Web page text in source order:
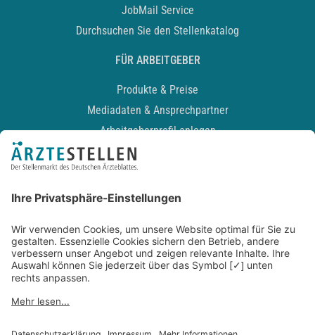
JobMail Service
Durchsuchen Sie den Stellenkatalog
FÜR ARBEITGEBER
Produkte & Preise
Mediadaten & Ansprechpartner
Arbeitgeberprofil anlegen
Recruiting-Podcast
Kontakt
Datenschutz
Newsletter